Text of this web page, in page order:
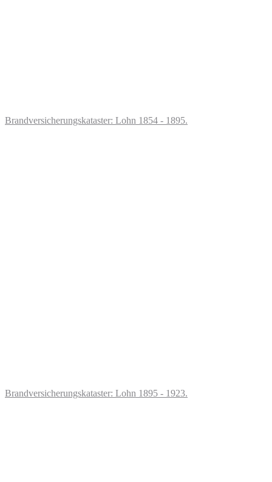
Brandversicherungskataster: Lohn 1854 - 1895.
Brandversicherungskataster: Lohn 1895 - 1923.